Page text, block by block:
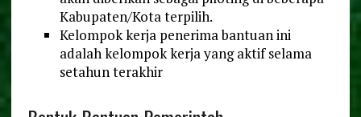
Kabupaten/Kota terpilih.
Kelompok kerja penerima bantuan ini
adalah kelompok kerja yang aktif selama
setahun terakhir